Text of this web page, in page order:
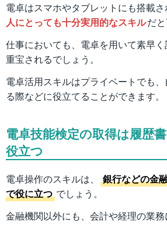
電卓はスマホやタブレットにも搭載さ
人にとっても十分実用的なスキルだと
仕事においても、電卓を用いて素早
重宝されるでしょう。
電卓活用スキルはプライベートでも
る際などに役立てることができます。
電卓技能検定の取得は履歴
役立つ
電卓操作のスキルは、
銀行などの金
で役に立つ でしょう。
金融機関以外にも、会計や経理の業務